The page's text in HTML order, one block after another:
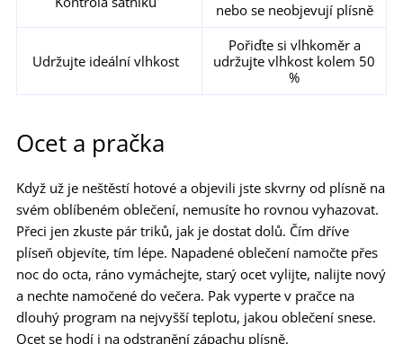
nebo se neobjevují plísně
Udržujte ideální vlhkost
Pořiďte si vlhkoměr a
udržujte vlhkost kolem 50
%
Ocet a pračka
Když už je neštěstí hotové a objevili jste skvrny od plísně na
svém oblíbeném oblečení, nemusíte ho rovnou vyhazovat.
Přeci jen zkuste pár triků, jak je dostat dolů. Čím dříve
plíseň objevíte, tím lépe. Napadené oblečení namočte přes
noc do octa, ráno vymáchejte, starý ocet vylijte, nalijte nový
a nechte namočené do večera. Pak vyperte v pračce na
dlouhý program na nejvyšší teplotu, jakou oblečení snese.
Ocet se hodí i na odstranění zápachu plísně.